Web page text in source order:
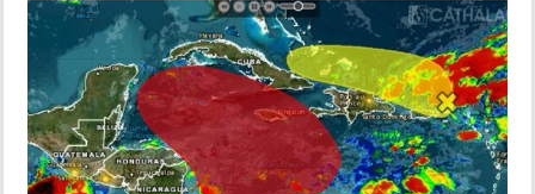
DEPORTES
MUNDO
INSÓLITAS